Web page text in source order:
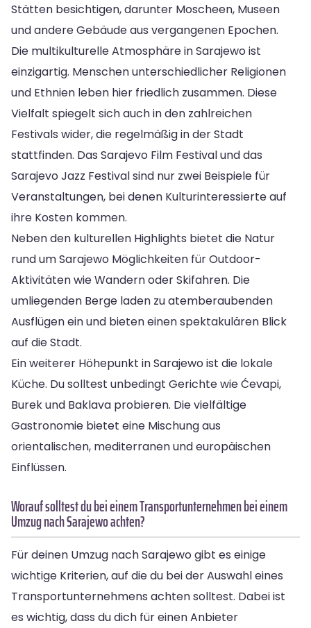
Stätten besichtigen, darunter Moscheen, Museen
und andere Gebäude aus vergangenen Epochen.
Die multikulturelle Atmosphäre in Sarajewo ist
einzigartig. Menschen unterschiedlicher Religionen
und Ethnien leben hier friedlich zusammen. Diese
Vielfalt spiegelt sich auch in den zahlreichen
Festivals wider, die regelmäßig in der Stadt
stattfinden. Das Sarajevo Film Festival und das
Sarajevo Jazz Festival sind nur zwei Beispiele für
Veranstaltungen, bei denen Kulturinteressierte auf
ihre Kosten kommen.
Neben den kulturellen Highlights bietet die Natur
rund um Sarajewo Möglichkeiten für Outdoor-
Aktivitäten wie Wandern oder Skifahren. Die
umliegenden Berge laden zu atemberaubenden
Ausflügen ein und bieten einen spektakulären Blick
auf die Stadt.
Ein weiterer Höhepunkt in Sarajewo ist die lokale
Küche. Du solltest unbedingt Gerichte wie Ćevapi,
Burek und Baklava probieren. Die vielfältige
Gastronomie bietet eine Mischung aus
orientalischen, mediterranen und europäischen
Einflüssen.
Worauf solltest du bei einem Transportunternehmen bei einem
Umzug nach Sarajewo achten?
Für deinen Umzug nach Sarajewo gibt es einige
wichtige Kriterien, auf die du bei der Auswahl eines
Transportunternehmens achten solltest. Dabei ist
es wichtig, dass du dich für einen Anbieter